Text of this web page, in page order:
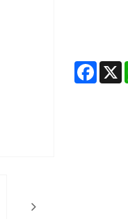
Facebook X